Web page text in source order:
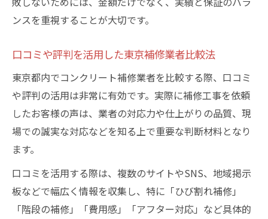
コンクリート補修の見積もり内容を徹底比
保証内容の違いが東京の業者選びに与える
影響
実際の事例から見るコンクリート補修業者
の選び方
口コミを活用した東京補修業者の評価方法
東京コンクリート補修の費用相場を知るポ
イント
補修工法ごとの費用と特徴を比較しよう
ンスを重視することが大切です。
口コミや評判を活用した東京補修業者比較法
東京都内でコンクリート補修業者を比較する際、口コミ
や評判の活用は非常に有効です。実際に補修工事を依頼
したお客様の声は、業者の対応力や仕上がりの品質、現
場での誠実な対応などを知る上で重要な判断材料となり
ます。
口コミを活用する際は、複数のサイトやSNS、地域掲示
板などで幅広く情報を収集し、特に「ひび割れ補修」
「階段の補修」「費用感」「アフター対応」など具体的